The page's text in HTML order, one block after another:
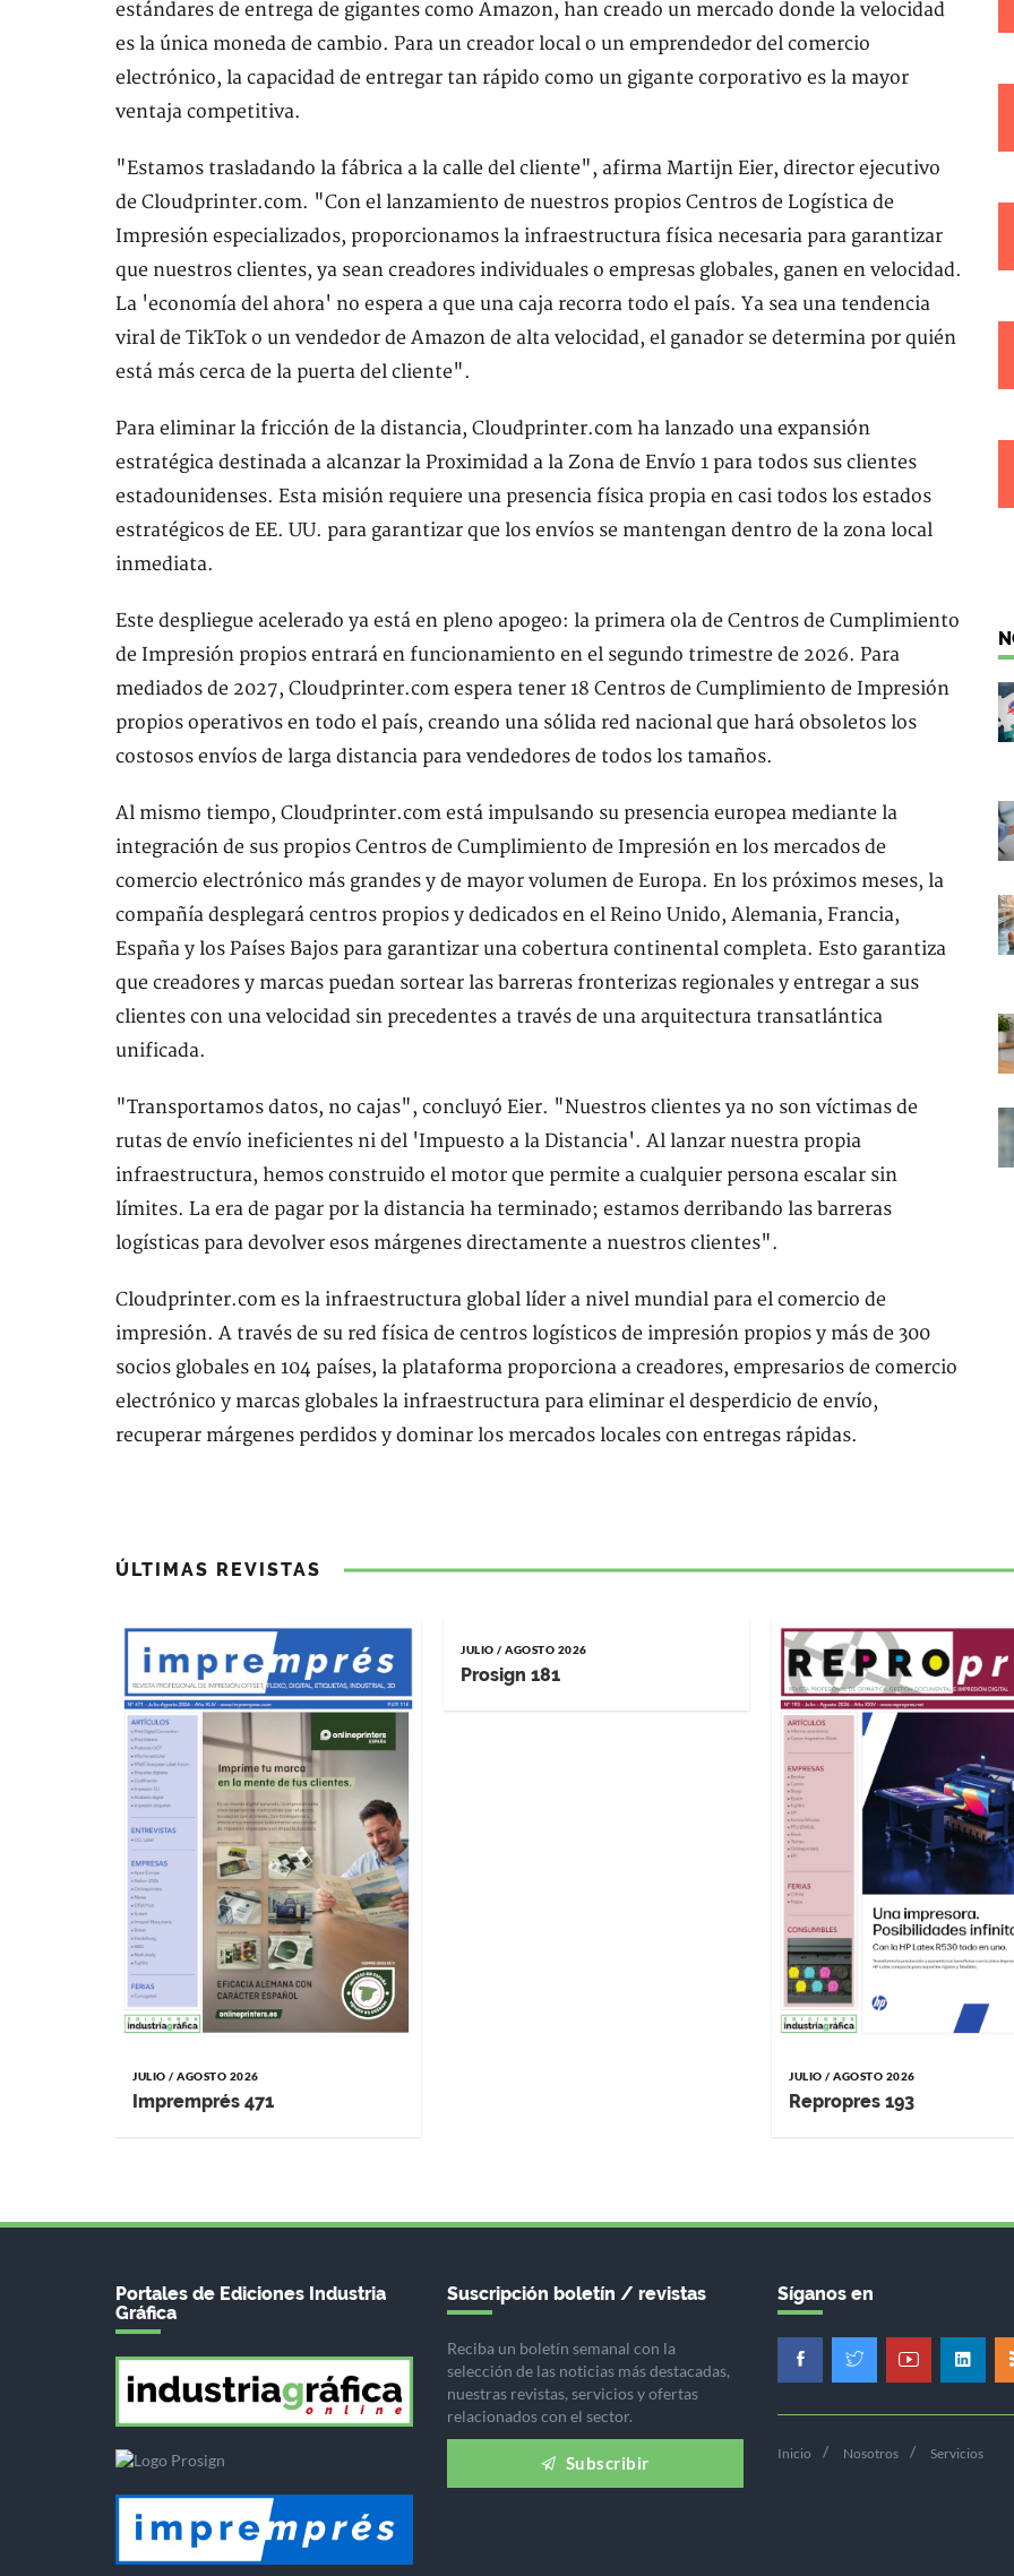
estándares de entrega de gigantes como Amazon, han creado un mercado donde la velocidad
es la única moneda de cambio. Para un creador local o un emprendedor del comercio
electrónico, la capacidad de entregar tan rápido como un gigante corporativo es la mayor
ventaja competitiva.
"Estamos trasladando la fábrica a la calle del cliente", afirma Martijn Eier, director ejecutivo
de Cloudprinter.com. "Con el lanzamiento de nuestros propios Centros de Logística de
Impresión especializados, proporcionamos la infraestructura física necesaria para garantizar
que nuestros clientes, ya sean creadores individuales o empresas globales, ganen en velocidad.
La 'economía del ahora' no espera a que una caja recorra todo el país. Ya sea una tendencia
viral de TikTok o un vendedor de Amazon de alta velocidad, el ganador se determina por quién
está más cerca de la puerta del cliente".
Para eliminar la fricción de la distancia, Cloudprinter.com ha lanzado una expansión
estratégica destinada a alcanzar la Proximidad a la Zona de Envío 1 para todos sus clientes
estadounidenses. Esta misión requiere una presencia física propia en casi todos los estados
estratégicos de EE. UU. para garantizar que los envíos se mantengan dentro de la zona local
inmediata.
Este despliegue acelerado ya está en pleno apogeo: la primera ola de Centros de Cumplimiento
de Impresión propios entrará en funcionamiento en el segundo trimestre de 2026. Para
mediados de 2027, Cloudprinter.com espera tener 18 Centros de Cumplimiento de Impresión
propios operativos en todo el país, creando una sólida red nacional que hará obsoletos los
costosos envíos de larga distancia para vendedores de todos los tamaños.
Al mismo tiempo, Cloudprinter.com está impulsando su presencia europea mediante la
integración de sus propios Centros de Cumplimiento de Impresión en los mercados de
comercio electrónico más grandes y de mayor volumen de Europa. En los próximos meses, la
compañía desplegará centros propios y dedicados en el Reino Unido, Alemania, Francia,
España y los Países Bajos para garantizar una cobertura continental completa. Esto garantiza
que creadores y marcas puedan sortear las barreras fronterizas regionales y entregar a sus
clientes con una velocidad sin precedentes a través de una arquitectura transatlántica
unificada.
"Transportamos datos, no cajas", concluyó Eier. "Nuestros clientes ya no son víctimas de
rutas de envío ineficientes ni del 'Impuesto a la Distancia'. Al lanzar nuestra propia
infraestructura, hemos construido el motor que permite a cualquier persona escalar sin
límites. La era de pagar por la distancia ha terminado; estamos derribando las barreras
logísticas para devolver esos márgenes directamente a nuestros clientes".
Cloudprinter.com es la infraestructura global líder a nivel mundial para el comercio de
impresión. A través de su red física de centros logísticos de impresión propios y más de 300
socios globales en 104 países, la plataforma proporciona a creadores, empresarios de comercio
electrónico y marcas globales la infraestructura para eliminar el desperdicio de envío,
recuperar márgenes perdidos y dominar los mercados locales con entregas rápidas.
ÚLTIMAS REVISTAS
JULIO / AGOSTO 2026
Impremprés 471
JULIO / AGOSTO 2026
Prosign 181
JULIO / AGOSTO 2026
Repropres 193
Portales de Ediciones Industria
Gráfica
Suscripción boletín / revistas
Reciba un boletín semanal con la
selección de las noticias más destacadas,
nuestras revistas, servicios y ofertas
relacionados con el sector.
Subscribir
Síganos en
Inicio Nosotros Servicios